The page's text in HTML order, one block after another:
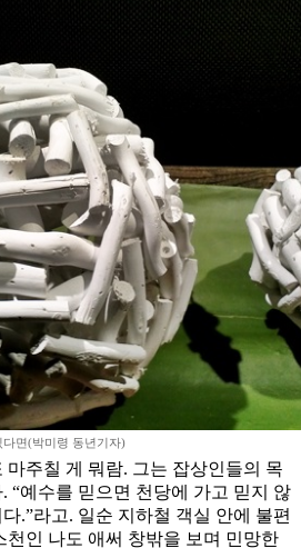
면(박미령 동년기자)
마주칠 게 뭐람. 그는 잡상인들의 목
“예수를 믿으면 천당에 가고 믿지 않
.”라고. 일순 지하철 객실 안에 불편
천인 나도 애써 창밖을 보며 민망한